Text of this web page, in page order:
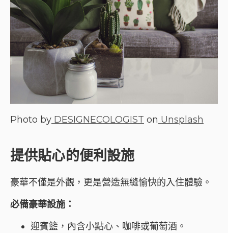
Photo by DESIGNECOLOGIST on Unsplash
提供貼心的便利設施
豪華不僅是外觀，更是營造無縫愉快的入住體驗。
必備豪華設施：
迎賓籃，內含小點心、咖啡或葡萄酒。